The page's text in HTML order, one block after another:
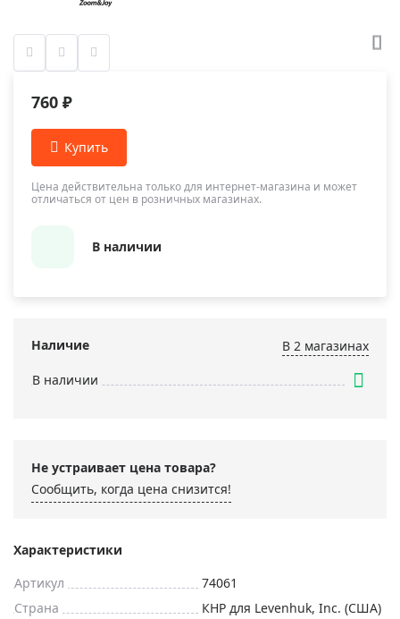
760 ₽
Цена действительна только для интернет-магазина и может
отличаться от цен в розничных магазинах.
В наличии
Наличие
В 2 магазинах
В наличии
Не устраивает цена товара?
Сообщить, когда цена снизится!
Характеристики
Артикул
74061
Страна
КНР для Levenhuk, Inc. (США)